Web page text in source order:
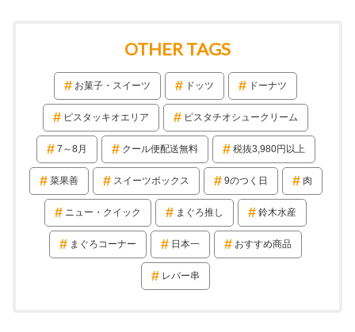
OTHER TAGS
お菓子・スイーツ ドッツ ドーナツ
ピスタッキオエリア ピスタチオシュークリーム
7～8月 クール便配送無料 税抜3,980円以上
菜果善 スイーツボックス 9のつく日 肉
ニュー・クイック まぐろ推し 鈴木水産
まぐろコーナー 日本一 おすすめ商品
レバー串